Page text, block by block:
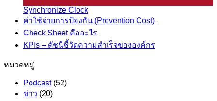
Synchronize Clock
ค่าใช้จ่ายการป้องกัน (Prevention Cost)
Check Sheet คืออะไร
KPIs – ดัชนีชี้วัดความสำเร็จขององค์กร
หมวดหมู่
Podcast(52)
ข่าว (20)